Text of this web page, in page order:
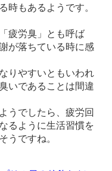
時もあるようです。
疲労臭」とも呼ば
が落ちている時に感
りやすいともいわれ
いであることは間違
うでしたら、疲労回
るように生活習慣を
うですね。